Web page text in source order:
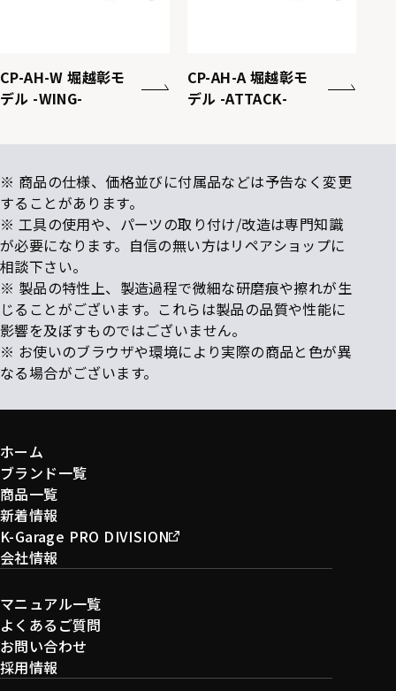
CP-AH-W 堀越彰モ
デル -WING-
CP-AH-A 堀越彰モ
デル -ATTACK-
※ 商品の仕様、価格並びに付属品などは予告なく変更
することがあります。
※ 工具の使用や、パーツの取り付け/改造は専門知識
が必要になります。自信の無い方はリペアショップに
相談下さい。
※ 製品の特性上、製造過程で微細な研磨痕や擦れが生
じることがございます。これらは製品の品質や性能に
影響を及ぼすものではございません。
※ お使いのブラウザや環境により実際の商品と色が異
なる場合がございます。
ホーム
ブランド一覧
商品一覧
新着情報
K-Garage PRO DIVISION
会社情報
マニュアル一覧
よくあるご質問
お問い合わせ
採用情報